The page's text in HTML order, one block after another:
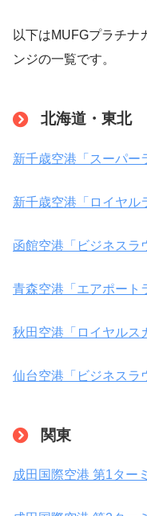
以下はMUFGプラチナ
ンジの一覧です。
北海道・東北
新千歳空港「スーパー
新千歳空港「ロイヤル
函館空港「ビジネスラ
青森空港「エアポート
秋田空港「ロイヤルス
仙台空港「ビジネスラ
関東
成田国際空港 第1ター